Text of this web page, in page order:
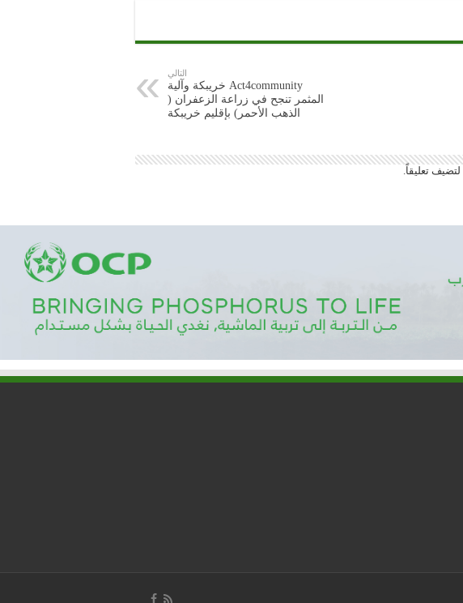
التالي
Act4community خريبكة وآلية
المثمر تنجح في زراعة الزعفران (
الذهب الأحمر) بإقليم خريبكة
لتضيف تعليقاً.